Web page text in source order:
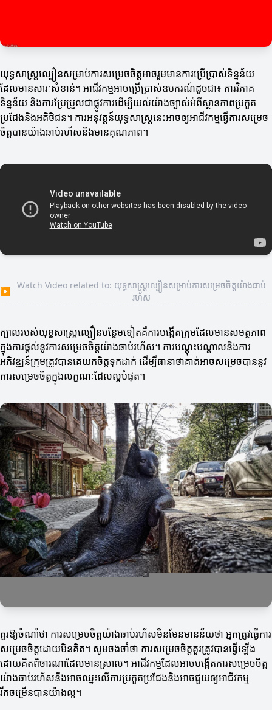
យុទ្ធសាស្ត្រល្បឿនសម្រាប់ការសម្រេចចិត្តអាចរួមមានការប្រើប្រាស់ទិន្នន័យ
ដែលមានសារៈសំខាន់។ អាជីវកម្មអាចប្រើប្រាស់ឧបករណ៍ដូចជា៖ ការវិភាគ
ទិន្នន័យ និងការប្រែប្រួលជាផ្លូវការដើម្បីយល់យ៉ាងច្បាស់អំពីស្ថានភាពប្រកួត
ប្រជែងនិងអតិថិជន។ ការអនុវត្តន៍យុទ្ធសាស្ត្រនេះអាចឲ្យអាជីវកម្មធ្វើការសម្រេច
ចិត្តបានយ៉ាងឆាប់រហ័សនិងមានគុណភាព។
▶
Watch Video related to: យុទ្ធសាស្ត្រល្បឿនសម្រាប់ការសម្រេចចិត្តយ៉ាងឆាប់
រហ័ស
ក្បាលរបស់យុទ្ធសាស្ត្រល្បឿនបន្ថែមទៀតគឺការបង្កើតក្រុមដែលមានសមត្ថភាព
ក្នុងការផ្តល់នូវការសម្រេចចិត្តយ៉ាងឆាប់រហ័ស។ ការបណ្តុះបណ្តាលនិងការ
អភិវឌ្ឍន៍ក្រុមត្រូវបានគេយកចិត្តទុកដាក់ ដើម្បីធានាថាគាត់អាចសម្រេចបាននូវ
ការសម្រេចចិត្តក្នុងលក្ខណៈដែលល្អបំផុត។
គួរឱ្យចំណាំថា ការសម្រេចចិត្តយ៉ាងឆាប់រហ័សមិនមែនមានន័យថា អ្នកត្រូវធ្វើការ
សម្រេចចិត្តដោយមិនគិត។ សូមចងចាំថា ការសម្រេចចិត្តគួរត្រូវបានធ្វើឡើង
ដោយគិតពិចារណាដែលមានស្រាល។ អាជីវកម្មដែលអាចបង្កើតការសម្រេចចិត្ត
យ៉ាងឆាប់រហ័សនឹងអាចឈ្នះលើការប្រកួតប្រជែងនិងអាចជួយឲ្យអាជីវកម្ម
រីកចម្រើនបានយ៉ាងល្អ។